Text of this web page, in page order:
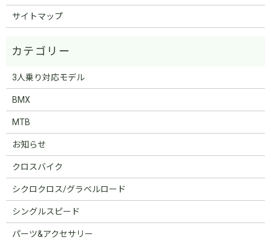
サイトマップ
3人乗り対応モデル
BMX
MTB
お知らせ
クロスバイク
シクロクロス/グラベルロード
シングルスピード
パーツ&アクセサリー